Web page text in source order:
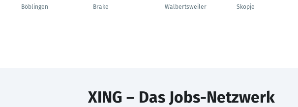
Böblingen
Brake
Walbertsweiler
Skopje
XING – Das Jobs-Netzwerk